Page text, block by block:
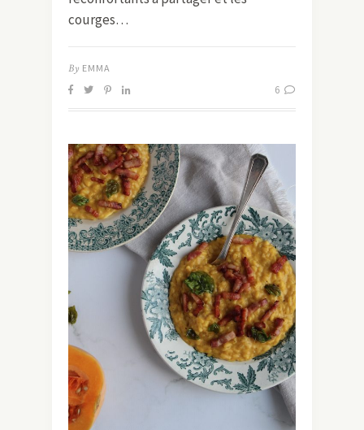
courges…
By EMMA
6